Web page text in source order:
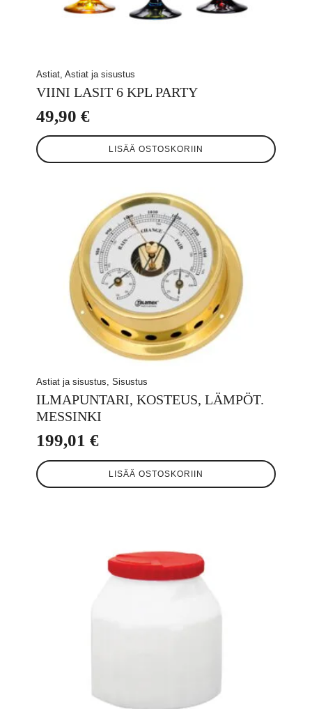
Astiat, Astiat ja sisustus
VIINI LASIT 6 KPL PARTY
49,90 €
LISÄÄ OSTOSKORIIN
Astiat ja sisustus, Sisustus
ILMAPUNTARI, KOSTEUS, LÄMPÖT.
MESSINKI
199,01 €
LISÄÄ OSTOSKORIIN